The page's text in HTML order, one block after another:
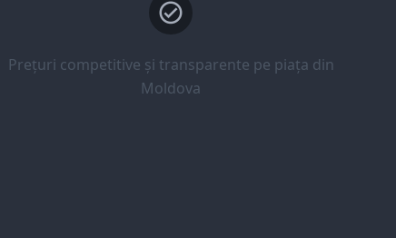
Prețuri competitive și transparente pe piața din
Moldova